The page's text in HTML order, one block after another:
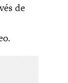
de